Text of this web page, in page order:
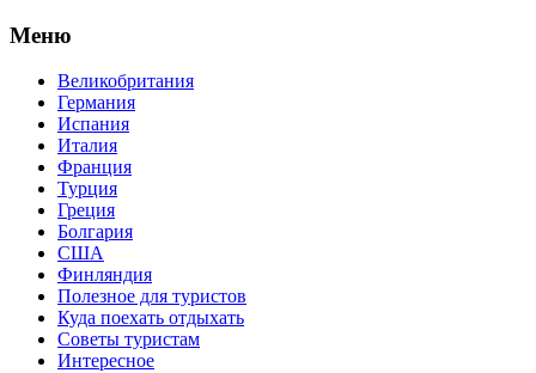
Меню
Великобритания
Германия
Испания
Италия
Франция
Турция
Греция
Болгария
США
Финляндия
Полезное для туристов
Куда поехать отдыхать
Советы туристам
Интересное